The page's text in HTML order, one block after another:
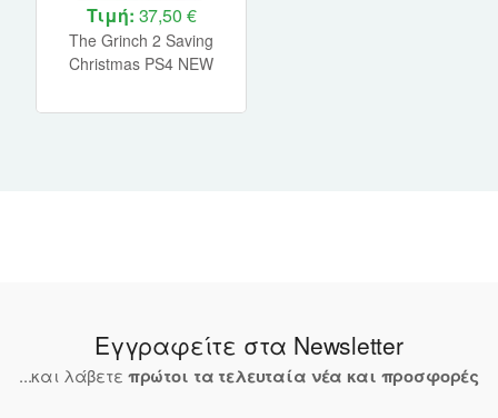
Τιμή: 37,50 €
The Grinch 2 Saving
Christmas PS4 NEW
Εγγραφείτε στα Newsletter
...και λάβετε πρώτοι τα τελευταία νέα και προσφορές